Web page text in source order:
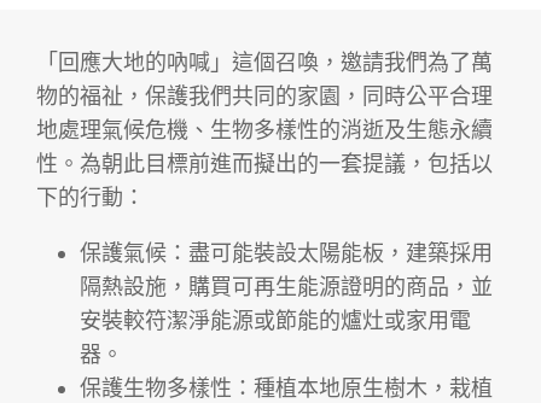
「回應大地的吶喊」這個召喚，邀請我們為了萬
物的福祉，保護我們共同的家園，同時公平合理
地處理氣候危機、生物多樣性的消逝及生態永續
性。為朝此目標前進而擬出的一套提議，包括以
下的行動：
保護氣候：盡可能裝設太陽能板，建築採用
隔熱設施，購買可再生能源證明的商品，並
安裝較符潔淨能源或節能的爐灶或家用電
器。
保護生物多樣性：種植本地原生樹木，栽植